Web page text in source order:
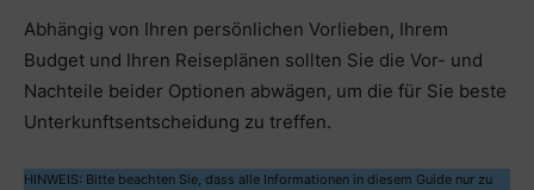
Abhängig von Ihren persönlichen Vorlieben, Ihrem
Budget und Ihren Reiseplänen sollten Sie die Vor- und
Nachteile beider Optionen abwägen, um die für Sie beste
Unterkunftsentscheidung zu treffen.
HINWEIS: Bitte beachten Sie, dass alle Informationen in diesem Guide nur zu